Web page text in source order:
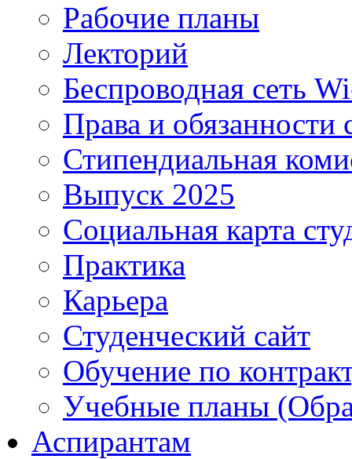
Рабочие планы
Лекторий
Беспроводная сеть
Права и обязанности
Стипендиальная
Выпуск 2025
Социальная карта
Практика
Карьера
Студенческий сайт
Обучение по
Учебные планы
Аспирантам